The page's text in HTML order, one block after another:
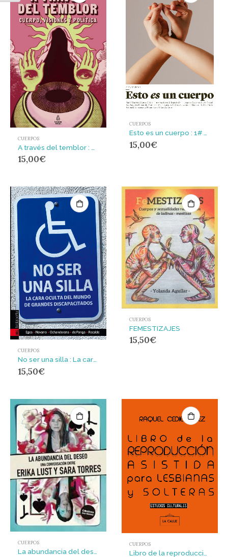
CUERPOS
15,00€
CUERPOS
15,00€
CUERPOS
15,50€
CUERPOS
FEMESTIZAJES
15,50€
CUERPOS CUERPOS